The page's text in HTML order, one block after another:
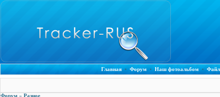
Главная• Форум • Наш фотоальбом •
Форум » Разное